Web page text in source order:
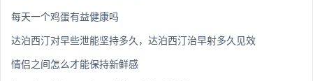
每天一个鸡蛋有益健康吗
达泊西汀对早些泄能坚持多久，达泊西汀治早射多久见效
情侣之间怎么才能保持新鲜感